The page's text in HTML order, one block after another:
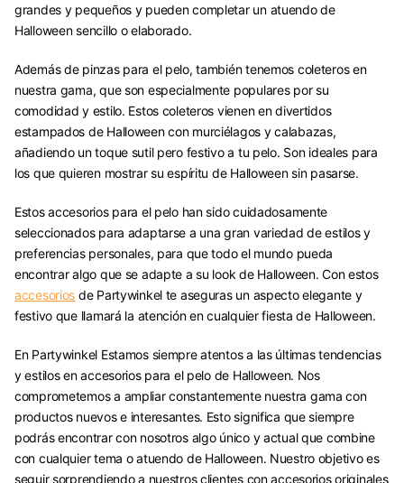
grandes y pequeños y pueden completar un atuendo de
Halloween sencillo o elaborado.
Además de pinzas para el pelo, también tenemos coleteros en
nuestra gama, que son especialmente populares por su
comodidad y estilo. Estos coleteros vienen en divertidos
estampados de Halloween con murciélagos y calabazas,
añadiendo un toque sutil pero festivo a tu pelo. Son ideales para
los que quieren mostrar su espíritu de Halloween sin pasarse.
Estos accesorios para el pelo han sido cuidadosamente
seleccionados para adaptarse a una gran variedad de estilos y
preferencias personales, para que todo el mundo pueda
encontrar algo que se adapte a su look de Halloween. Con estos
accesorios de Partywinkel te aseguras un aspecto elegante y
festivo que llamará la atención en cualquier fiesta de Halloween.
En Partywinkel Estamos siempre atentos a las últimas tendencias
y estilos en accesorios para el pelo de Halloween. Nos
comprometemos a ampliar constantemente nuestra gama con
productos nuevos e interesantes. Esto significa que siempre
podrás encontrar con nosotros algo único y actual que combine
con cualquier tema o atuendo de Halloween. Nuestro objetivo es
seguir sorprendiendo a nuestros clientes con accesorios originales